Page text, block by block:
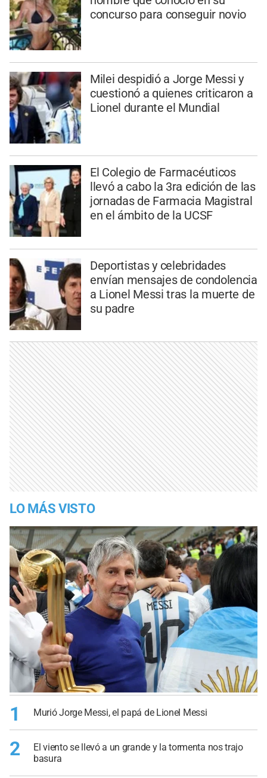
concurso para conseguir novio
Milei despidió a Jorge Messi y
cuestionó a quienes criticaron a
Lionel durante el Mundial
El Colegio de Farmacéuticos
llevó a cabo la 3ra edición de las
jornadas de Farmacia Magistral
en el ámbito de la UCSF
Deportistas y celebridades
envían mensajes de condolencia
a Lionel Messi tras la muerte de
su padre
LO MÁS VISTO
1 Murió Jorge Messi, el papá de Lionel Messi
2
El viento se llevó a un grande y la tormenta nos trajo
basura